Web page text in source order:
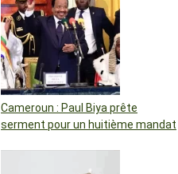
Cameroun : Paul Biya prête
serment pour un huitième mandat